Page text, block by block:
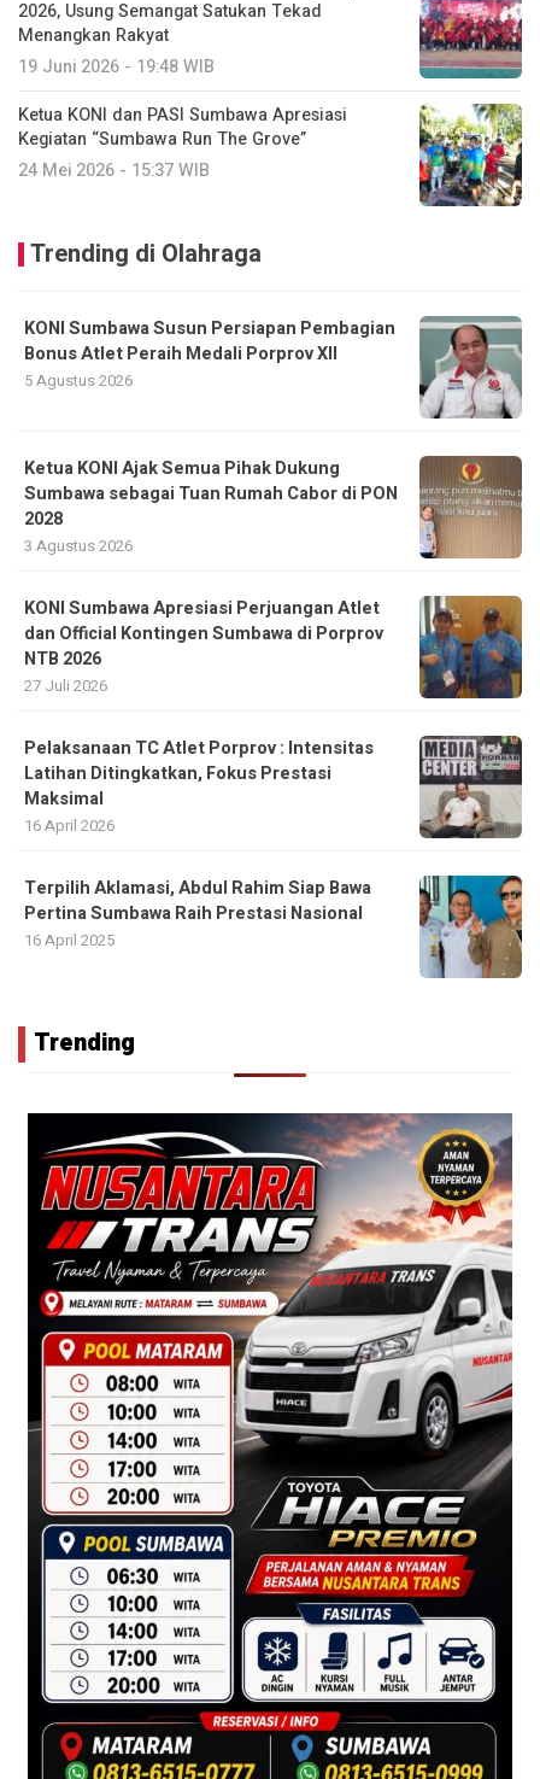
2026, Usung Semangat Satukan Tekad
Menangkan Rakyat
19 Juni 2026 - 19:48 WIB
Ketua KONI dan PASI Sumbawa Apresiasi
Kegiatan “Sumbawa Run The Grove”
24 Mei 2026 - 15:37 WIB
Trending di Olahraga
KONI Sumbawa Susun Persiapan Pembagian
Bonus Atlet Peraih Medali Porprov XII
5 Agustus 2026
Ketua KONI Ajak Semua Pihak Dukung
Sumbawa sebagai Tuan Rumah Cabor di PON
2028
3 Agustus 2026
KONI Sumbawa Apresiasi Perjuangan Atlet
dan Official Kontingen Sumbawa di Porprov
NTB 2026
27 Juli 2026
Pelaksanaan TC Atlet Porprov : Intensitas
Latihan Ditingkatkan, Fokus Prestasi
Maksimal
16 April 2026
Terpilih Aklamasi, Abdul Rahim Siap Bawa
Pertina Sumbawa Raih Prestasi Nasional
16 April 2025
Trending